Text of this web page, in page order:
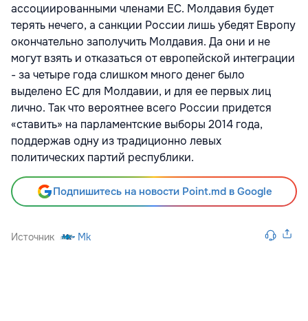
ассоциированными членами ЕС. Молдавия будет
терять нечего, а санкции России лишь убедят Европу
окончательно заполучить Молдавия. Да они и не
могут взять и отказаться от европейской интеграции
- за четыре года слишком много денег было
выделено ЕС для Молдавии, и для ее первых лиц
лично. Так что вероятнее всего России придется
«ставить» на парламентские выборы 2014 года,
поддержав одну из традиционно левых
политических партий республики.
Подпишитесь на новости Point.md в Google
Источник Mk